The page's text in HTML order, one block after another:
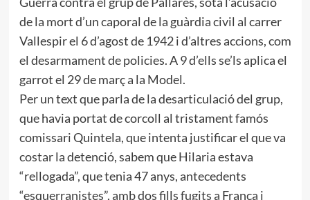
de la mort d’un caporal de la guàrdia civil al carrer
Vallespir el 6 d’agost de 1942 i d’altres accions, com
el desarmament de policies. A 9 d’ells se’ls aplica el
garrot el 29 de març a la Model.
Per un text que parla de la desarticulació del grup,
que havia portat de corcoll al tristament famós
comissari Quintela, que intenta justificar el que va
costar la detenció, sabem que Hilaria estava
“rellogada”, que tenia 47 anys, antecedents
“esquerranistes”, amb dos fills fugits a França i